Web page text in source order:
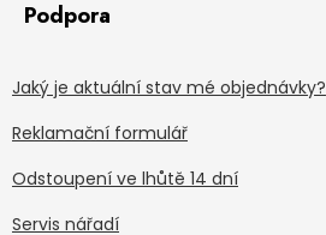
Podpora
Jaký je aktuální stav mé objednávky?
Reklamační formulář
Odstoupení ve lhůtě 14 dní
Servis nářadí